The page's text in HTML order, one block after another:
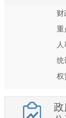
财
重
统
权
政